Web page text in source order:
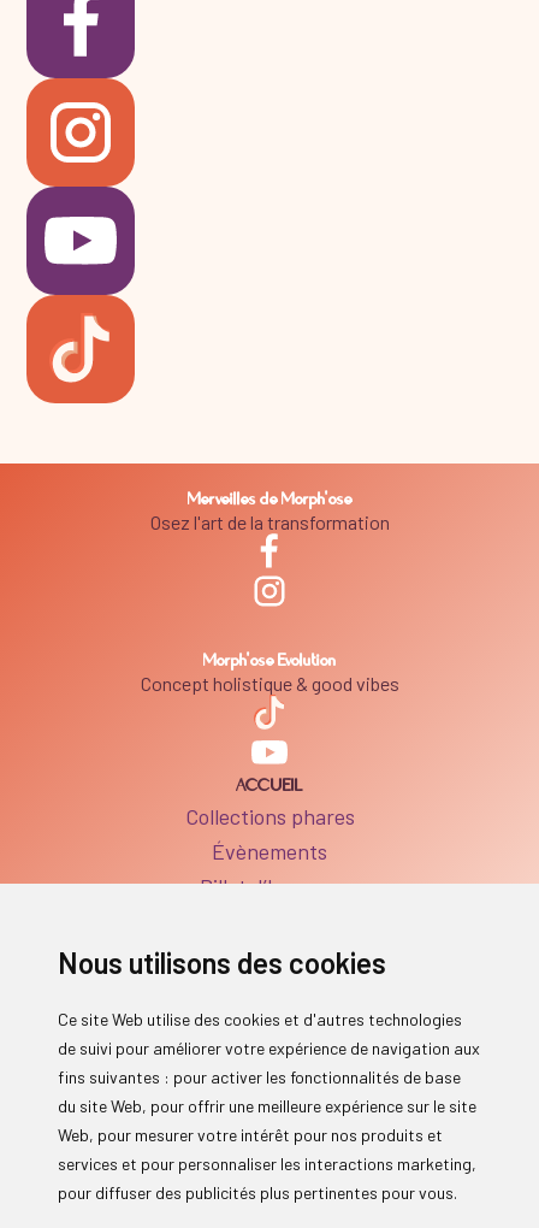
Nous utilisons des cookies
Ce site Web utilise des cookies et d'autres technologies
de suivi pour améliorer votre expérience de navigation aux
fins suivantes : pour activer les fonctionnalités de base
du site Web, pour offrir une meilleure expérience sur le site
Web, pour mesurer votre intérêt pour nos produits et
services et pour personnaliser les interactions marketing,
pour diffuser des publicités plus pertinentes pour vous.
Merveilles de Morph'ose
Osez l'art de la transformation
Morph'ose Evolution
Concept holistique & good vibes
ACCUEIL
Collections phares
Évènements
Billet d’humeur
FAQ Produits
Séances individuelles
Réservations des ateliers
FAQ Services
INFORMATIONS
À propos
Contact